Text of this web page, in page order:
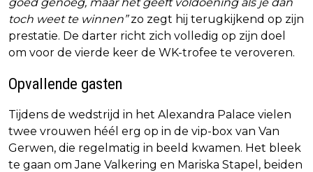
toch weet te winnen”zo zegt hij terugkijkend op zijn
prestatie. De darter richt zich volledig op zijn doel
om voor de vierde keer de WK-trofee te veroveren.
Opvallende gasten
Tijdens de wedstrijd in het Alexandra Palace vielen
twee vrouwen héél erg op in de vip-box van Van
Gerwen, die regelmatig in beeld kwamen. Het bleek
te gaan om Jane Valkering en Mariska Stapel, beiden